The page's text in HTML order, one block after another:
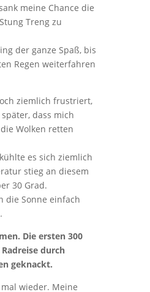
meine Chance die
Treng zu
der ganze Spaß, bis
Regen weiterfahren
ziemlich frustriert,
dass mich
Wolken retten
es sich ziemlich
stieg an diesem
30 Grad.
die Sonne einfach
Die ersten 300
durch
geknackt.
wieder. Meine